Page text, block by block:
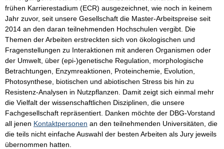
frühen Karrierestadium (ECR) ausgezeichnet, wie noch in keinem
Jahr zuvor, seit unsere Gesellschaft die Master-Arbeitspreise seit
2014 an den daran teilnehmenden Hochschulen vergibt. Die
Themen der Arbeiten erstreckten sich von ökologischen und
Fragenstellungen zu Interaktionen mit anderen Organismen oder
der Umwelt, über (epi-)genetische Regulation, morphologische
Betrachtungen, Enzymreaktionen, Proteinchemie, Evolution,
Photosynthese, biotischen und abiotischen Stress bis hin zu
Resistenz-Analysen in Nutzpflanzen. Damit zeigt sich einmal mehr
die Vielfalt der wissenschaftlichen Disziplinen, die unsere
Fachgesellschaft repräsentiert. Danken möchte der DBG-Vorstand
all jenen Kontaktpersonen an den teilnehmenden Universitäten, die
die teils nicht einfache Auswahl der besten Arbeiten als Jury jeweils
übernommen hatten.